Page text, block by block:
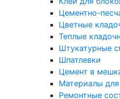
Цементно-
Цветные
Теплые
Штукатурные
Шпатлевки
Цемент в
Материалы
Ремонтные